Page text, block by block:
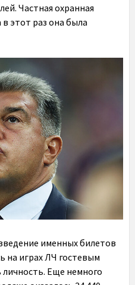
Частная охранная
этот раз она была
именных билетов
на играх ЛЧ гостевым
Еще немного